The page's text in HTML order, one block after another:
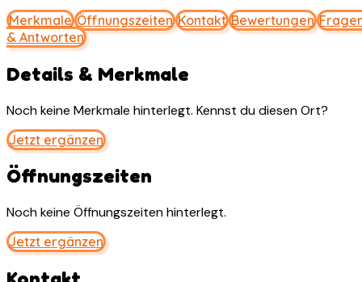
Merkmale Öffnungszeiten Kontakt Bewertungen
& Antworten
Details & Merkmale
Noch keine Merkmale hinterlegt. Kennst du diesen Ort?
Jetzt ergänzen
Öffnungszeiten
Noch keine Öffnungszeiten hinterlegt.
Jetzt ergänzen